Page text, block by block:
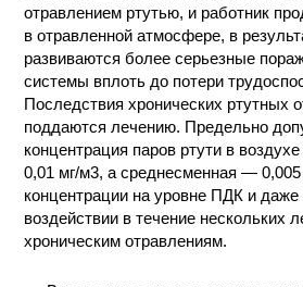
отравлением ртутью, и работник
в отравленной атмосфере, в
развиваются более серьезные
системы вплоть до потери
Последствия хронических ртутных
поддаются лечению. Предельно
концентрация паров ртути в
0,01 мг/м3, а среднесменная —
концентрации на уровне ПДК и даже
воздействии в течение нескольких
хроническим отравлениям.